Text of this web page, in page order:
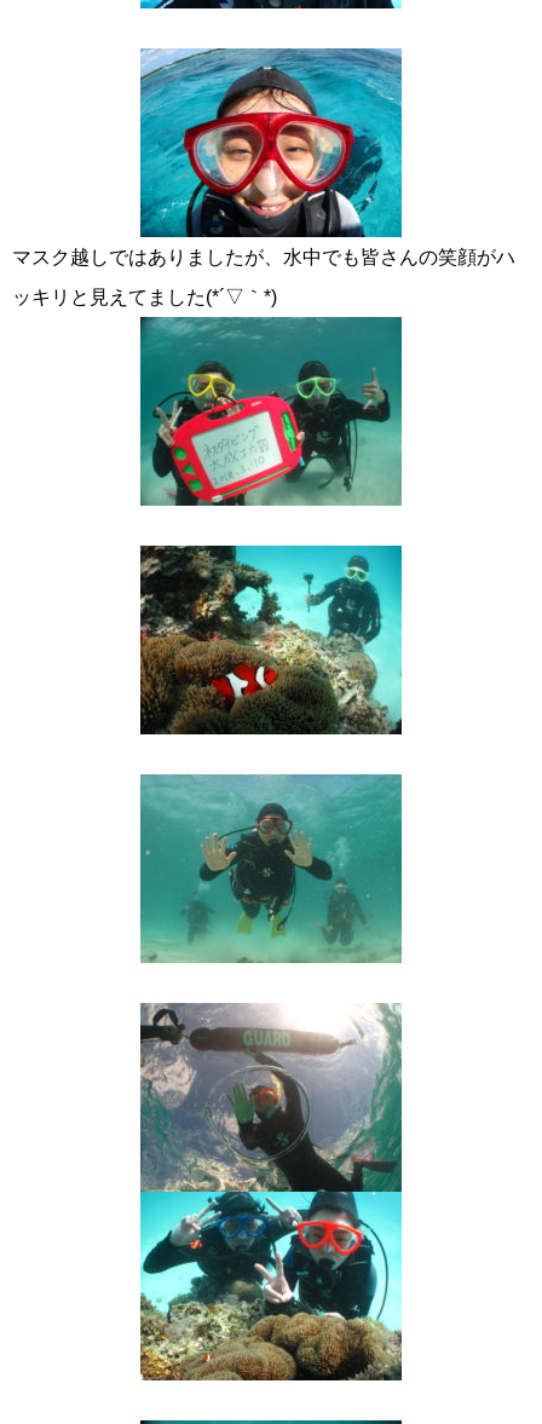
マスク越しではありましたが、水中でも皆さんの笑顔がハ
ッキリと見えてました(*´▽｀*)